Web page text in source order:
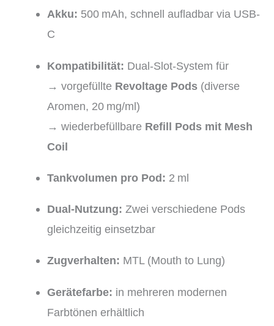
Akku: 500 mAh, schnell aufladbar via USB-
C
Kompatibilität: Dual-Slot-System für
→ vorgefüllte Revoltage Pods (diverse
Aromen, 20 mg/ml)
→ wiederbefüllbare Refill Pods mit Mesh
Coil
Tankvolumen pro Pod: 2 ml
Dual-Nutzung: Zwei verschiedene Pods
gleichzeitig einsetzbar
Zugverhalten: MTL (Mouth to Lung)
Gerätefarbe: in mehreren modernen
Farbtönen erhältlich